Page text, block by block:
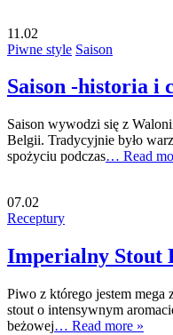
11.02
Piwne style Saison
Saison -historia i
Saison wywodzi się z
Belgii. Tradycyjnie było
spożyciu podczas… Read
07.02
Receptury
Imperialny Stout
Piwo z którego jestem mega
stout o intensywnym
beżowej… Read more »